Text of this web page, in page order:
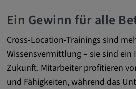
Ein Gewinn für alle
Cross-Location-Trainings sind
Wissensvermittlung – sie sind
Zukunft. Mitarbeiter profitieren
und Fähigkeiten, während das
Cookie Laufzeit:
1 Jahr
Vimeo